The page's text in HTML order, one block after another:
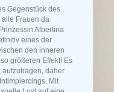
Gegenstück des
alle Frauen da
Albertina
eines der
den inneren
größeren Effekt! Es
daher
Mit